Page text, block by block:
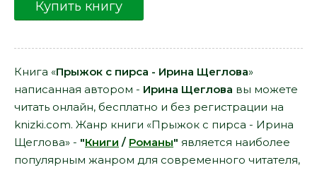
Купить книгу
Книга «Прыжок с пирса - Ирина Щеглова»
написанная автором - Ирина Щеглова вы можете
читать онлайн, бесплатно и без регистрации на
knizki.com. Жанр книги «Прыжок с пирса - Ирина
Щеглова» - "Книги / Романы" является наиболее
популярным жанром для современного читателя,